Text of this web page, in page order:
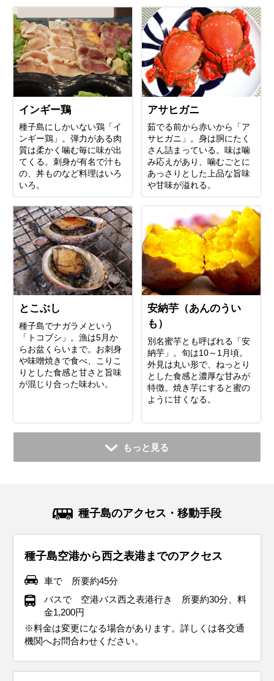
インギー鶏
種子島にしかいない鶏「イ
ンギー鶏」。弾力がある肉
質は柔かく噛む毎に味が出
てくる。刺身が有名で汁も
の、丼ものなど料理はいろ
いろ。
アサヒガニ
茹でる前から赤いから「ア
サヒガニ」。身は胴にたく
さん詰まっている。味は噛
み応えがあり、噛むごとに
あっさりとした上品な旨味
や甘味が溢れる。
とこぶし
種子島でナガラメという
「トコブシ」。漁は5月か
らお盆くらいまで。お刺身
や味噌焼きで食べ、こりこ
りとした食感と甘さと旨味
が混じり合った味わい。
安納芋（あんのうい
も）
別名蜜芋とも呼ばれる「安
納芋」。 旬は10～1月頃。
外見は丸い形で、ねっとり
とした食感と濃厚な甘みが
特徴。焼き芋にすると蜜の
ように甘くなる。
もっと見る
種子島のアクセス・移動手段
種子島空港から西之表港までのアクセス
車で 所要約45分
バスで 空港バス西之表港行き 所要約30分、料
金1,200円
※料金は変更になる場合があります。詳しくは各交通
機関へお問合わせください。